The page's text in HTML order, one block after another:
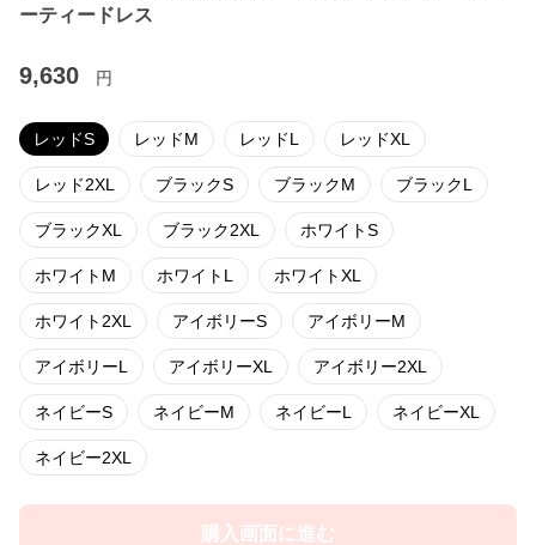
ーティードレス
9,630 円
レッドS レッドM レッドL レッドXL
レッド2XL ブラックS ブラックM ブラックL
ブラックXL ブラック2XL ホワイトS
ホワイトM ホワイトL ホワイトXL
ホワイト2XL アイボリーS アイボリーM
アイボリーL アイボリーXL アイボリー2XL
ネイビーS ネイビーM ネイビーL ネイビーXL
ネイビー2XL
購入画面に進む